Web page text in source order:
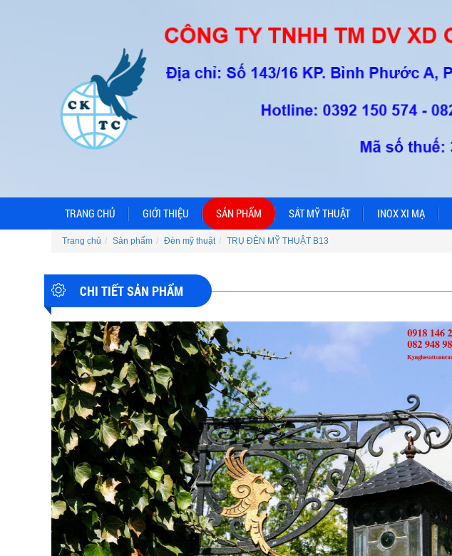
TRANG CHỦ GIỚI THIỆU SẢN PHẨM SẮT MỸ THUẬT INOX XI MẠ
Trang chủ Sản phẩm Đèn mỹ thuật TRỤ ĐÈN MỸ THUẬT B13
CHI TIẾT SẢN PHẨM